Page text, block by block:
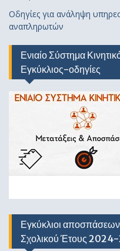
Οδηγίες για ανάληψη
αναπληρωτών
Ενιαίο Σύστημα
Εγκύκλιος-οδηγίες
Εγκύκλιοι
Σχολικού Έτους